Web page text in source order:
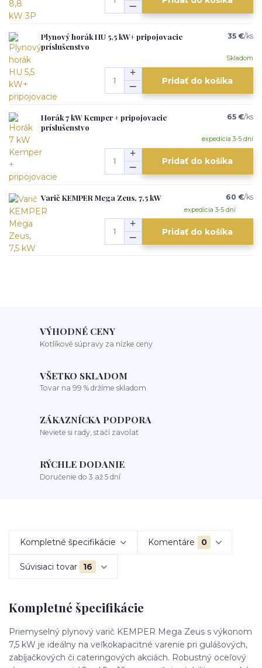
Plynový horák HU 5,5 kW+ pripojovacie
príslušenstvo
35 €/ks
Skladom
Pridať do košíka
Horák 7 kW Kemper + pripojovacie
príslušenstvo
65 €/ks
expedícia 3-5 dní
Pridať do košíka
Varič KEMPER Mega Zeus, 7,5 kW 60 €/ks
expedícia 3-5 dní
Pridať do košíka
VÝHODNÉ CENY
Kotlíkové súpravy za nízke ceny
VŠETKO SKLADOM
Tovar na 99 % držíme skladom
ZÁKAZNÍCKA PODPORA
Neviete si rady, stačí zavolať
RÝCHLE DODANIE
Doručenie do 3 až 5 dní
Kompletné špecifikácie Komentáre 0
Súvisiaci tovar 16
Kompletné špecifikácie
Priemyselný plynový varič KEMPER Mega Zeus s výkonom
7,5 kW je ideálny na veľkokapacitné varenie pri gulášových,
zabíjačkových či cateringových akciách. Robustný oceľový